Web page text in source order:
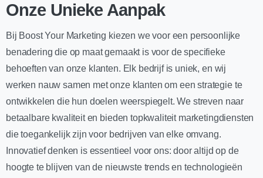
Onze Unieke Aanpak
Bij Boost Your Marketing kiezen we voor een persoonlijke
benadering die op maat gemaakt is voor de specifieke
behoeften van onze klanten. Elk bedrijf is uniek, en wij
werken nauw samen met onze klanten om een strategie te
ontwikkelen die hun doelen weerspiegelt. We streven naar
betaalbare kwaliteit en bieden topkwaliteit marketingdiensten
die toegankelijk zijn voor bedrijven van elke omvang.
Innovatief denken is essentieel voor ons: door altijd op de
hoogte te blijven van de nieuwste trends en technologieën